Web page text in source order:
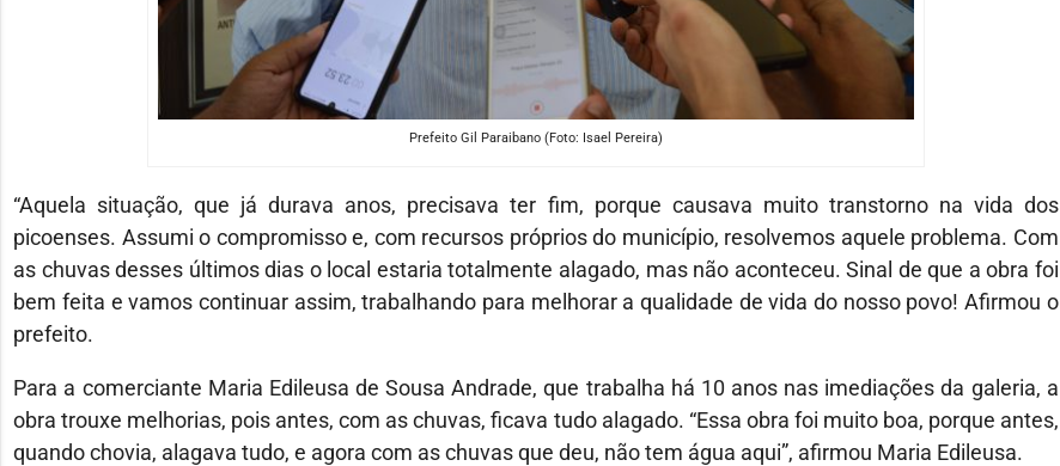
Prefeito Gil Paraibano (Foto: Isael Pereira)
“Aquela situação, que já durava anos, precisava ter fim, porque causava muito transtorno na vida dos
picoenses. Assumi o compromisso e, com recursos próprios do município, resolvemos aquele problema. Com
as chuvas desses últimos dias o local estaria totalmente alagado, mas não aconteceu. Sinal de que a obra foi
bem feita e vamos continuar assim, trabalhando para melhorar a qualidade de vida do nosso povo! Afirmou o
prefeito.
Para a comerciante Maria Edileusa de Sousa Andrade, que trabalha há 10 anos nas imediações da galeria, a
obra trouxe melhorias, pois antes, com as chuvas, ficava tudo alagado. “Essa obra foi muito boa, porque antes,
quando chovia, alagava tudo, e agora com as chuvas que deu, não tem água aqui”, afirmou Maria Edileusa.